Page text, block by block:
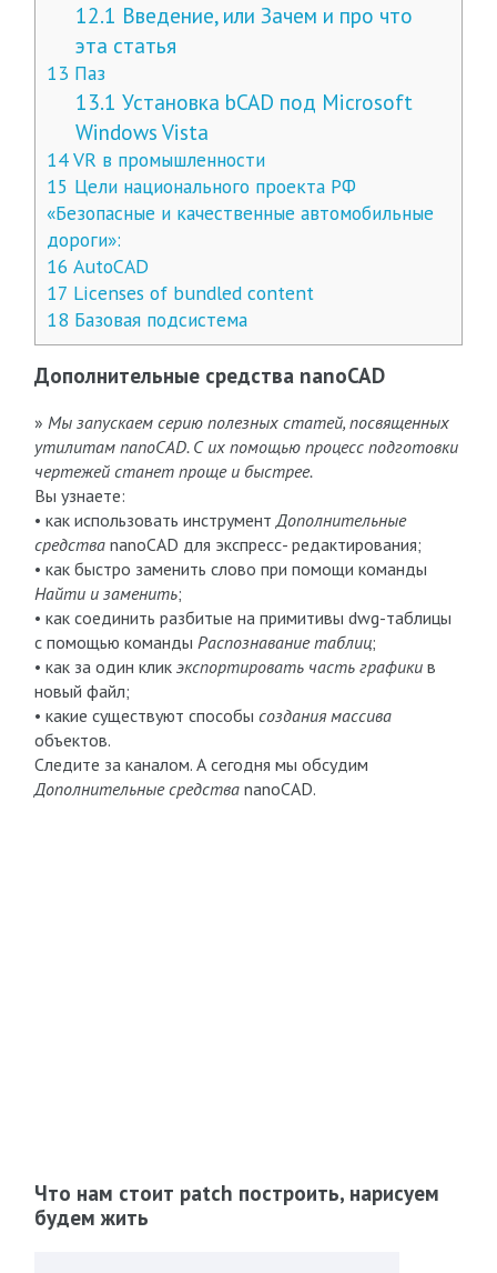
12.1 Введение, или Зачем и про что
эта статья
13 Паз
13.1 Установка bCAD под Microsoft
Windows Vista
14VR в промышленности
15 Цели национального проекта РФ
«Безопасные и качественные автомобильные
дороги»:
16 AutoCAD
17 Licenses of bundled content
18 Базовая подсистема
Дополнительные средства nanoCAD
» Мы запускаем серию полезных статей, посвященных
утилитам nanoCAD. С их помощью процесс подготовки
чертежей станет проще и быстрее.
Вы узнаете:
• как использовать инструментДополнительные
средстваnanoCAD для экспресс- редактирования;
• как быстро заменить слово при помощи команды
Найти и заменить;
• как соединить разбитые на примитивы dwg-таблицы
с помощью команды Распознавание таблиц;
• как за один клик экспортировать часть графикив
новый файл;
• какие существуют способы создания массива
объектов.
Следите за каналом. А сегодня мы обсудим
Дополнительные средстваnanoCAD.
Что нам стоит patch построить, нарисуем
будем жить